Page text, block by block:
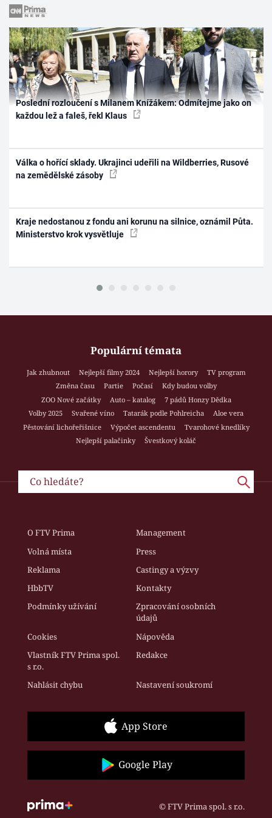
Poslední rozloučení s Milanem Knížákem: Odmítejme jako on
každou lež a faleš, řekl Klaus
Válka o hořící sklady. Ukrajinci udeřili na Wildberries, Rusové
na zemědělské zásoby
Kraje nedostanou z fondu ani korunu na silnice, oznámil Půta.
Ministerstvo krok vysvětluje
Populární témata
Jak zhubnout Nejlepší filmy 2024 Nejlepší horory
TV program
Změna času
Partie Počasí
Kdy budou volby
ZOO Nové začátky
Auto – katalog
7 pádů Honzy Dědka
Volby 2025
Svařené víno Tatarák podle Pohlreicha
Aloe vera
Pěstování lichořeřišnice
Výpočet ascendentu
Tvarohové knedlíky
Nejlepší palačinky
Švestkový koláč
O FTV Prima
Management
Volná místa
Press
Reklama
Castingy a výzvy
HbbTV
Kontakty
Podmínky užívání
Zpracování osobních
údajů
Cookies
Nápověda
Vlastník FTV Prima spol.
s r.o.
Redakce
Nahlásit chybu Nastavení soukromí
App Store
Google Play
© FTV Prima spol. s r.o.